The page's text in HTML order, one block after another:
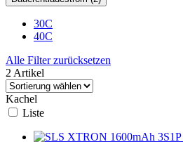
30C
40C
Alle Filter zurücksetzen
2 Artikel
Kachel
Liste